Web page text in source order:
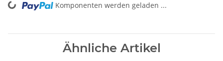
Loading... Komponenten werden geladen ...
Ähnliche Artikel